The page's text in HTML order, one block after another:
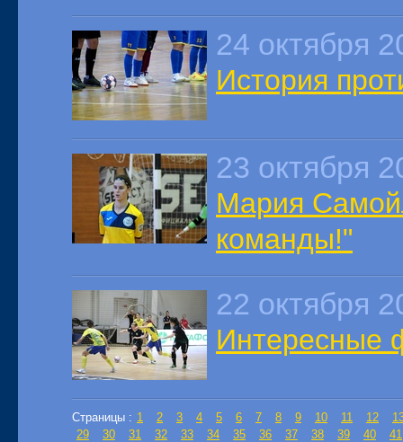
24 октября
История
23 октября
Мария
команды!"
22 октября
Интересные
Страницы : 1 2 3 4 5 6 7 8 9 10 11 12
29
30 31 32 33 34 35 36 37 38 39 40
41